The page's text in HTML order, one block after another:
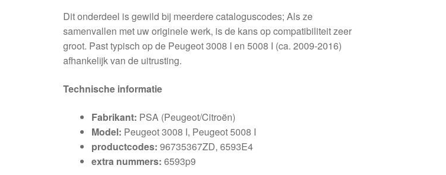
Dit onderdeel is gewild bij meerdere cataloguscodes; Als ze
samenvallen met uw originele werk, is de kans op compatibiliteit zeer
groot. Past typisch op de Peugeot 3008 I en 5008 I (ca. 2009-2016)
afhankelijk van de uitrusting.
Technische informatie
Fabrikant: PSA (Peugeot/Citroën)
Model: Peugeot 3008 I, Peugeot 5008 I
productcodes:96735367ZD, 6593E4
extra nummers:6593p9